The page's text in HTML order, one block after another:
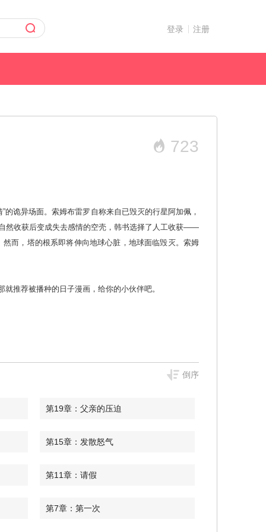
登录 注册
723
诡异场面。索姆布雷罗自称来自已毁灭的行星阿加佩，
然收获后变成失去感情的空壳，韩书选择了人工收获——
而，塔的根系即将伸向地球心脏，地球面临毁灭。索姆
推荐被播种的日子漫画，给你的小伙伴吧。
倒序
第19章：父亲的压迫
第15章：发散怒气
第11章：请假
第7章：第一次